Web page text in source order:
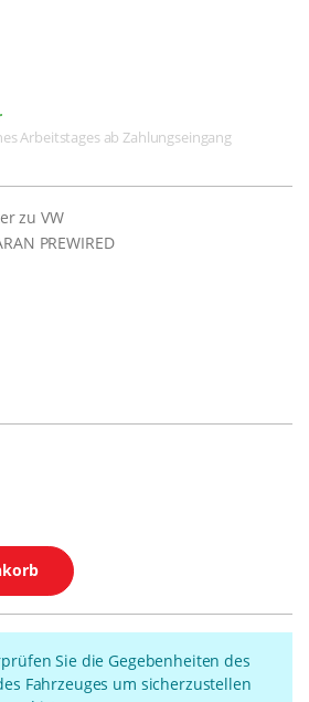
Arbeitstages ab Zahlungseingang
zu VW
PREWIRED
Sie die Gegebenheiten des
Fahrzeuges um sicherzustellen